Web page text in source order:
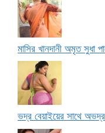
মাসির খানদানী অমৃত সুধা
ভদ্র বেয়াইয়ের সাথে